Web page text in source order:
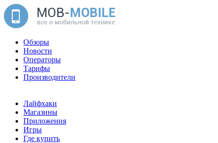
Обзоры
Новости
Операторы
Тарифы
Производители
Лайфхаки
Магазины
Приложения
Игры
Где купить